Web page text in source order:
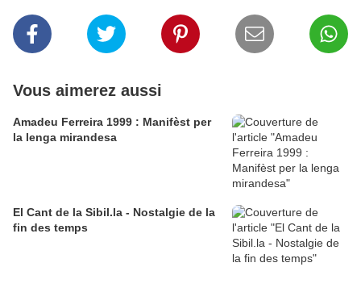
Vous aimerez aussi
Amadeu Ferreira 1999 : Manifèst per
la lenga mirandesa
El Cant de la Sibil.la - Nostalgie de la
fin des temps